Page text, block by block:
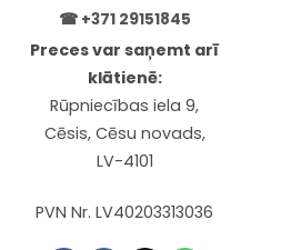
☎ +371 29151845
Preces var saņemt arī
klātienē:
Rūpniecības iela 9,
Cēsis, Cēsu novads,
LV-4101
PVN Nr. LV40203313036